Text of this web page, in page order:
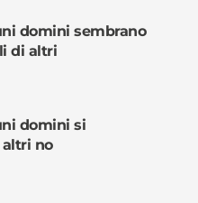
domini sembrano
di altri
domini si
altri no